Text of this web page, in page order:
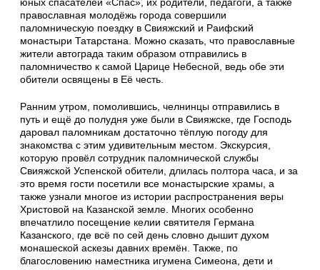
православная молодёжь города совершили
паломническую поездку в Свияжский и Раифский
монастыри Татарстана. Можно сказать, что православные
жители автограда таким образом отправились в
паломничество к самой Царице Небесной, ведь обе эти
обители освящены в Её честь.
Ранним утром, помолившись, челнинцы отправились в
путь и ещё до полудня уже были в Свияжске, где Господь
даровал паломникам достаточно тёплую погоду для
знакомства с этим удивительным местом. Экскурсия,
которую провёл сотрудник паломнической службы
Свияжской Успенской обители, длилась полтора часа, и за
это время гости посетили все монастырские храмы, а
также узнали многое из истории распространения веры
Христовой на Казанской земле. Многих особенно
впечатлило посещение келии святителя Германа
Казанского, где всё по сей день словно дышит духом
монашеской аскезы давних времён. Также, по
благословению наместника игумена Симеона, дети и